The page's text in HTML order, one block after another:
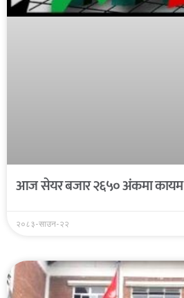
आज सेयर बजार २६५० अंकमा कायम
२०८३-साउन-२२